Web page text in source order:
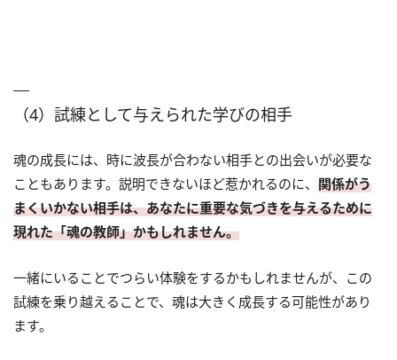
（4）試練として与えられた学びの相手
魂の成長には、時に波長が合わない相手との出会いが必要な
こともあります。説明できないほど惹かれるのに、 関係がう
まくいかない相手は、あなたに重要な気づきを与えるために
現れた「魂の教師」かもしれません。
一緒にいることでつらい体験をするかもしれませんが、この
試練を乗り越えることで、魂は大きく成長する可能性があり
ます。